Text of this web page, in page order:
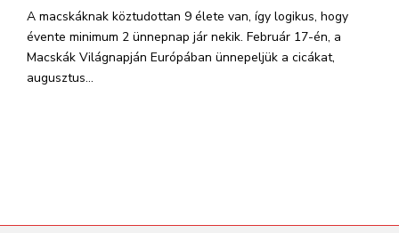
A macskáknak köztudottan 9 élete van, így logikus, hogy
évente minimum 2 ünnepnap jár nekik. Február 17-én, a
Macskák Világnapján Európában ünnepeljük a cicákat,
augusztus...